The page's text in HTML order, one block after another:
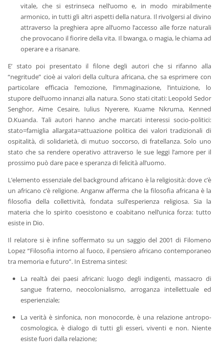
vitale, che si estrinseca nell’uomo e, in modo mirabilmente
armonico, in tutti gli altri aspetti della natura. Il rivolgersi al divino
attraverso la preghiera apre all’uomo l’accesso alle forze naturali
che provocano il fiorire della vita. Il bwanga, o magia, le chiama ad
operare e a risanare.
E’ stato poi presentato il filone degli autori che si rifanno alla
“negritude” cioè ai valori della cultura africana, che sa esprimere con
particolare efficacia l’emozione, l’immaginazione, l’intuizione, lo
stupore dell’uomo innanzi alla natura. Sono stati citati: Leopold Sedor
Senghor, Aime Cesaire, Iulius Nyerere, Kuame Nkruma, Kenned
D.Kuanda. Tali autori hanno anche marcati interessi socio-politici:
stato=famiglia allargata=attuazione politica dei valori tradizionali di
ospitalità, di solidarietà, di mutuo soccorso, di fratellanza. Solo uno
stato che sa rendere operativo attraverso le sue leggi l’amore per il
prossimo può dare pace e speranza di felicità all’uomo.
L’elemento essenziale del background africano è la religiosità: dove c’è
un africano c’è religione. Anganw afferma che la filosofia africana è la
filosofia della collettività, fondata sull’esperienza religiosa. Sia la
materia che lo spirito coesistono e coabitano nell’unica forza: tutto
esiste in Dio.
Il relatore si è infine soffermato su un saggio del 2001 di Filomeno
Lopez “Filosofia intorno al fuoco, il pensiero africano contemporaneo
tra memoria e futuro”. In Estrema sintesi:
La realtà dei paesi africani: luogo degli indigenti, massacro di
sangue fraterno, neocolonialismo, arroganza intellettuale ed
esperienziale;
La verità è sinfonica, non monocorde, è una relazione antropo-
cosmologica, è dialogo di tutti gli esseri, viventi e non. Niente
esiste fuori dalla relazione;